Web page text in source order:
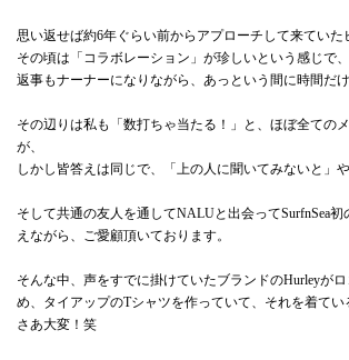
思い返せば約6年ぐらい前からアプローチして来ていた
その頃は「コラボレーション」が珍しいという感じで
返事もナーナーになりながら、あっという間に時間だけ
その辺りは私も「数打ちゃ当たる！」と、ほぼ全ての
が、
しかし皆答えは同じで、「上の人に聞いてみないと」
そして共通の友人を通してNALUと出会ってSurfnSea
えながら、ご愛顧頂いております。
そんな中、声をすでに掛けていたブランドのHurleyが
め、タイアップのTシャツを作っていて、それを着てい
さあ大変！笑